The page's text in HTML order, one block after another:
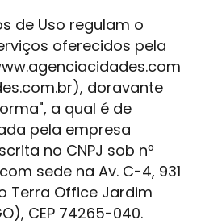
de Uso regulam o
oferecidos pela
doravante
a qual é de
pela empresa
no CNPJ sob nº
sede na Av. C-4, 931
Terra Office Jardim
CEP 74265-040.